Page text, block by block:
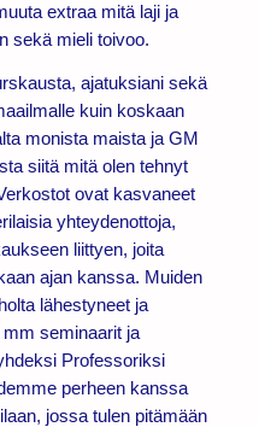
extraa mitä laji ja
sekä mieli toivoo.
ajatuksiani sekä
kuin koskaan
monista maista ja GM
siitä mitä olen tehnyt
ovat kasvaneet
yhteydenottoja,
liittyen, joita
ajan kanssa. Muiden
lähestyneet ja
seminaarit ja
Professoriksi
perheen kanssa
jossa tulen pitämään